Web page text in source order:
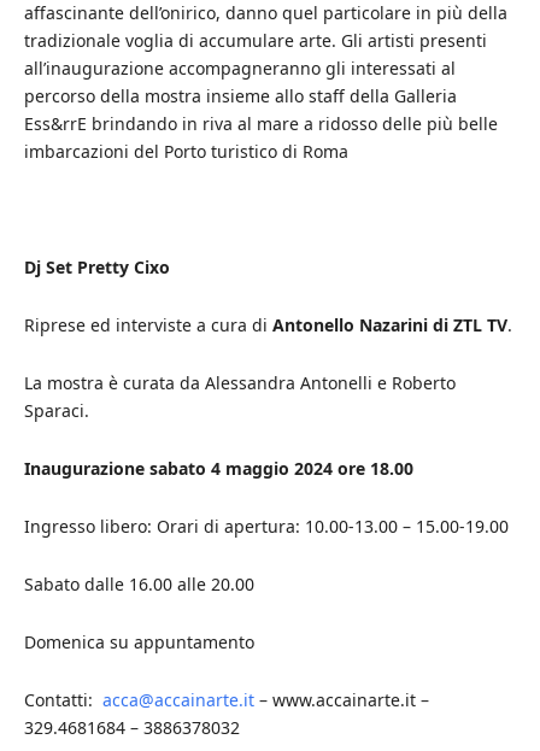
affascinante dell’onirico, danno quel particolare in più della
tradizionale voglia di accumulare arte. Gli artisti presenti
all’inaugurazione accompagneranno gli interessati al
percorso della mostra insieme allo staff della Galleria
Ess&rrE brindando in riva al mare a ridosso delle più belle
imbarcazioni del Porto turistico di Roma
Dj Set Pretty Cixo
Riprese ed interviste a cura di Antonello Nazarini di ZTL TV.
La mostra è curata da Alessandra Antonelli e Roberto
Sparaci.
Inaugurazione sabato 4 maggio 2024 ore 18.00
Ingresso libero: Orari di apertura: 10.00-13.00 – 15.00-19.00
Sabato dalle 16.00 alle 20.00
Domenica su appuntamento
Contatti: acca@accainarte.it – www.accainarte.it –
329.4681684 – 3886378032